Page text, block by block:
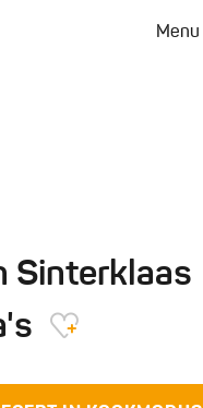
Menu
Sinterklaas